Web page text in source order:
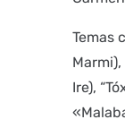
Temas
Ire),